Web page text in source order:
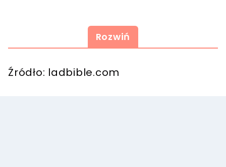
Rozwiń
Źródło: ladbible.com